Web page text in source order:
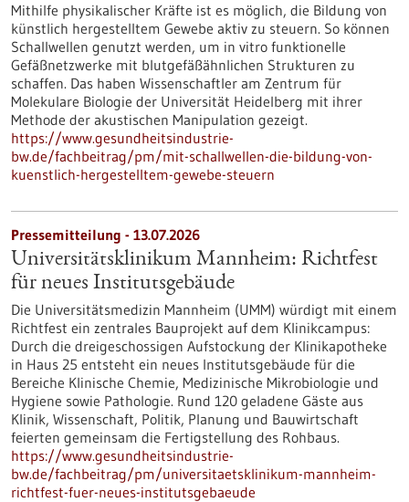
Mithilfe physikalischer Kräfte ist es möglich, die Bildung von
künstlich hergestelltem Gewebe aktiv zu steuern. So können
Schallwellen genutzt werden, um in vitro funktionelle
Gefäßnetzwerke mit blutgefäßähnlichen Strukturen zu
schaffen. Das haben Wissenschaftler am Zentrum für
Molekulare Biologie der Universität Heidelberg mit ihrer
Methode der akustischen Manipulation gezeigt.
https://www.gesundheitsindustrie-
bw.de/fachbeitrag/pm/mit-schallwellen-die-bildung-von-
kuenstlich-hergestelltem-gewebe-steuern
Pressemitteilung - 13.07.2026
Universitätsklinikum Mannheim: Richtfest
für neues Institutsgebäude
Die Universitätsmedizin Mannheim (UMM) würdigt mit einem
Richtfest ein zentrales Bauprojekt auf dem Klinikcampus:
Durch die dreigeschossigen Aufstockung der Klinikapotheke
in Haus 25 entsteht ein neues Institutsgebäude für die
Bereiche Klinische Chemie, Medizinische Mikrobiologie und
Hygiene sowie Pathologie. Rund 120 geladene Gäste aus
Klinik, Wissenschaft, Politik, Planung und Bauwirtschaft
feierten gemeinsam die Fertigstellung des Rohbaus.
https://www.gesundheitsindustrie-
bw.de/fachbeitrag/pm/universitaetsklinikum-mannheim-
richtfest-fuer-neues-institutsgebaeude